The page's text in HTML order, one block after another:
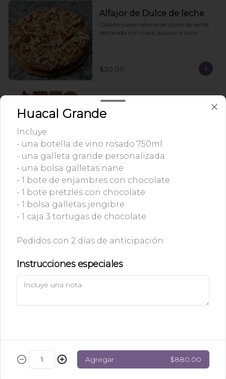
Alfajor de Dulce de leche
Galleta suave rellena de dulce de leche,
decorada con nuez, azúcar o coco
$30.00
Caja Galletas de
Chocolate
$140.00
Caja de Alfajores
Caja con mini alfajores rellenos de
dulce de leche.
que contiene: galletas nane, alfajores
$320.00
Huacal Grande
Incluye:
- una botella de vino rosado 750ml
- una galleta grande personalizada
- una bolsa galletas nane
- 1 bote de enjambres con chocolate
- 1 bote pretzles con chocolate
- 1 bolsa galletas jengibre
- 1 caja 3 tortugas de chocolate
Pedidos con 2 días de anticipación
Instrucciones especiales
Agregar $880.00